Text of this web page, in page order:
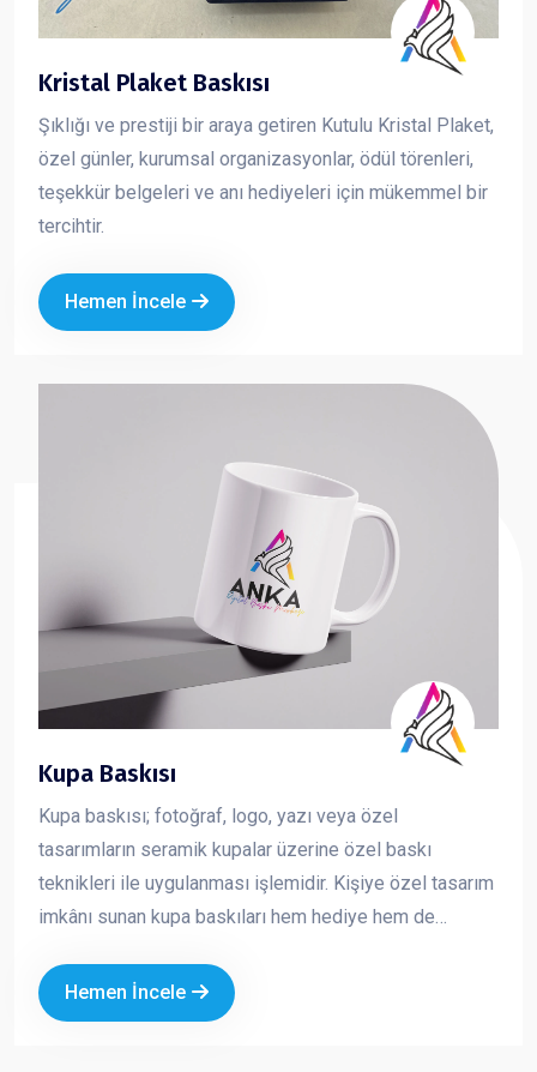
Kristal Plaket Baskısı
Şıklığı ve prestiji bir araya getiren Kutulu Kristal Plaket,
özel günler, kurumsal organizasyonlar, ödül törenleri,
teşekkür belgeleri ve anı hediyeleri için mükemmel bir
tercihtir.
Hemen İncele
Kupa Baskısı
Kupa baskısı; fotoğraf, logo, yazı veya özel
tasarımların seramik kupalar üzerine özel baskı
teknikleri ile uygulanması işlemidir. Kişiye özel tasarım
imkânı sunan kupa baskıları hem hediye hem de
biridirHemen İncele